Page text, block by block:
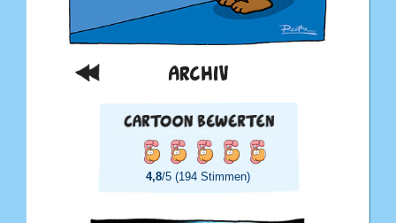
ARCHIV
4,8/5 (194 Stimmen)